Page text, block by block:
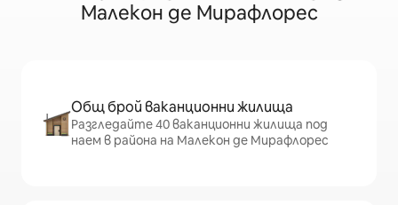
Малекон де Мирафлорес
Общ брой ваканционни жилища
Разгледайте 40 ваканционни жилища под
наем в района на Малекон де Мирафлорес